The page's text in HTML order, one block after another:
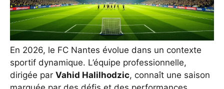
En 2026, le FC Nantes évolue dans un contexte
sportif dynamique. L’équipe professionnelle,
dirigée par Vahid Halilhodzic, connaît une saison